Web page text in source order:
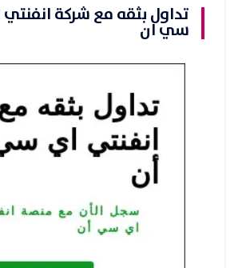
تداول بثقه مع شركة
سي ان